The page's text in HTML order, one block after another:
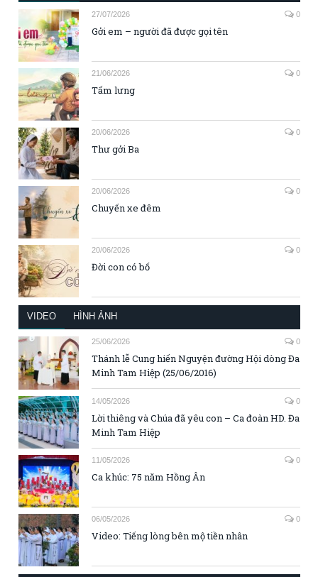
27/07/2026 0
Gởi em – người đã được gọi tên
21/06/2026 0
Tấm lưng
20/06/2026 0
Thư gởi Ba
20/06/2026 0
Chuyến xe đêm
20/06/2026 0
Đời con có bố
VIDEO HÌNH ẢNH
25/06/2026 0
Thánh lễ Cung hiến Nguyện đường Hội dòng Đa
Minh Tam Hiệp (25/06/2016)
14/05/2026 0
Lời thiêng và Chúa đã yêu con – Ca đoàn HD. Đa
Minh Tam Hiệp
11/05/2026 0
Ca khúc: 75 năm Hồng Ân
06/05/2026 0
Video: Tiếng lòng bên mộ tiền nhân